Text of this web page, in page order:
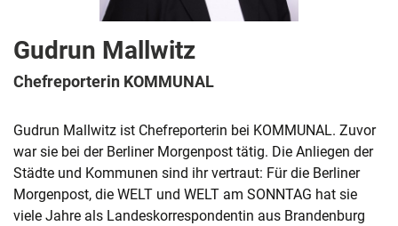
Gudrun Mallwitz
Chefreporterin KOMMUNAL
Gudrun Mallwitz ist Chefreporterin bei KOMMUNAL. Zuvor
war sie bei der Berliner Morgenpost tätig. Die Anliegen der
Städte und Kommunen sind ihr vertraut: Für die Berliner
Morgenpost, die WELT und WELT am SONNTAG hat sie
viele Jahre als Landeskorrespondentin aus Brandenburg